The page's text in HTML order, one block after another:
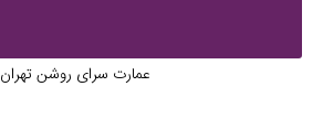
عمارت سرای روشن تهران